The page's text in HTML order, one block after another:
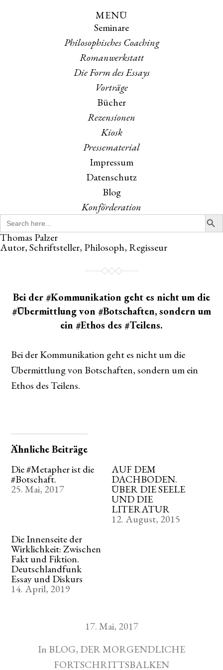
MENÜ
Seminare
Philosophisches Coaching
Romanwerkstatt
Die Form des Essays
Vorträge
Bücher
Rezensionen
Kiosk
Pressematerial
Impressum
Datenschutz
Blog
Konförderation
Search
for:
Search
Thomas Palzer
Autor, Schriftsteller, Philosoph, Regisseur
Bei der #Kommunikation geht es nicht um die
#Übermittlung von #Botschaften, sondern um
ein #Ethos des #Teilens.
Bei der Kommunikation geht es nicht um die
Übermittlung von Botschaften, sondern um ein
Ethos des Teilens.
Ähnliche Beiträge
Die #Metapher ist die
#Botschaft.
25. Mai, 2017
AUF DEM
DACHBODEN.
ÜBER DIE SEELE
UND DIE
LITERATUR
12. August, 2015
Die Innenseite der
Wirklichkeit: Zwischen
Fakt und Fiktion.
Deutschlandfunk
Essay und Diskurs
14. April, 2019
17. Mai, 2017
In BLOG, DER MORGENDLICHE
FORTSCHRITTSBALKEN